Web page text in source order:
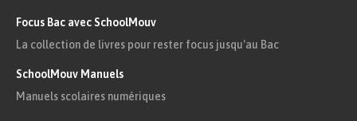
Focus Bac avec SchoolMouv
La collection de livres pour rester focus jusqu'au Bac
SchoolMouv Manuels
Manuels scolaires numériques